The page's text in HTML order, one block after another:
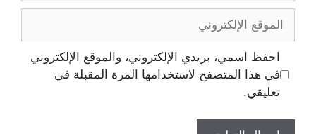
احفظ اسمي، بريدي الإلكتروني، والموقع الإلكتروني
في هذا المتصفح لاستخدامها المرة المقبلة في
تعليقي.